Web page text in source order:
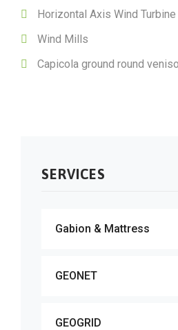
Horizontal Axis Wind Turbine
Wind Mills
Capicola ground round
SERVICES
Gabion & Mattress
GEONET
GEOGRID